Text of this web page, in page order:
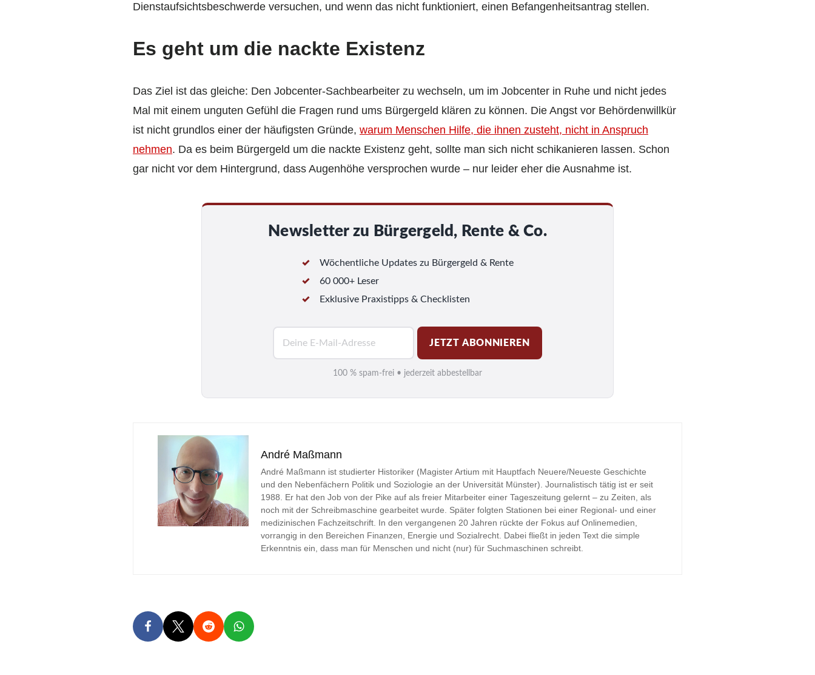
Dienstaufsichtsbeschwerde versuchen, und wenn das nicht funktioniert, einen Befangenheitsantrag stellen.
Es geht um die nackte Existenz
Das Ziel ist das gleiche: Den Jobcenter-Sachbearbeiter zu wechseln, um im Jobcenter in Ruhe und nicht jedes
Mal mit einem unguten Gefühl die Fragen rund ums Bürgergeld klären zu können. Die Angst vor Behördenwillkür
ist nicht grundlos einer der häufigsten Gründe, warum Menschen Hilfe, die ihnen zusteht, nicht in Anspruch
nehmen. Da es beim Bürgergeld um die nackte Existenz geht, sollte man sich nicht schikanieren lassen. Schon
gar nicht vor dem Hintergrund, dass Augenhöhe versprochen wurde – nur leider eher die Ausnahme ist.
Newsletter zu Bürgergeld, Rente & Co.
Wöchentliche Updates zu Bürgergeld & Rente
60 000+ Leser
Exklusive Praxistipps & Checklisten
i
JETZT ABONNIEREN
100 % spam-frei • jederzeit abbestellbar
André Maßmann
André Maßmann ist studierter Historiker (Magister Artium mit Hauptfach Neuere/Neueste Geschichte
und den Nebenfächern Politik und Soziologie an der Universität Münster). Journalistisch tätig ist er seit
1988. Er hat den Job von der Pike auf als freier Mitarbeiter einer Tageszeitung gelernt – zu Zeiten, als
noch mit der Schreibmaschine gearbeitet wurde. Später folgten Stationen bei einer Regional- und einer
medizinischen Fachzeitschrift. In den vergangenen 20 Jahren rückte der Fokus auf Onlinemedien,
vorrangig in den Bereichen Finanzen, Energie und Sozialrecht. Dabei fließt in jeden Text die simple
Erkenntnis ein, dass man für Menschen und nicht (nur) für Suchmaschinen schreibt.